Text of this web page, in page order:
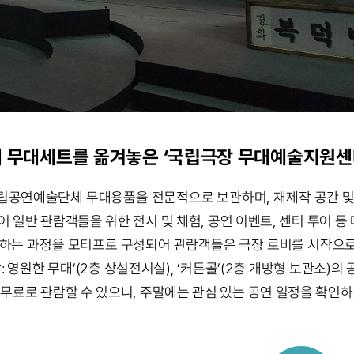
대세트를 옮겨놓은 ‘국립극장 무대예술지원센
공연예술단체 무대용품을 전문적으로 보관하며, 재제작 공간
일반 관람객들을 위한 전시 및 체험, 공연 이벤트, 센터 투어
는 과정을 모티프로 구성되어 관람객들은 극장 로비를 시작으
영원한 무대’(2층 상설전시실), ‘커튼콜’(2층 개방형 보관소)의
료로 관람할 수 있으니, 주말에는 관심 있는 공연 일정을 확인